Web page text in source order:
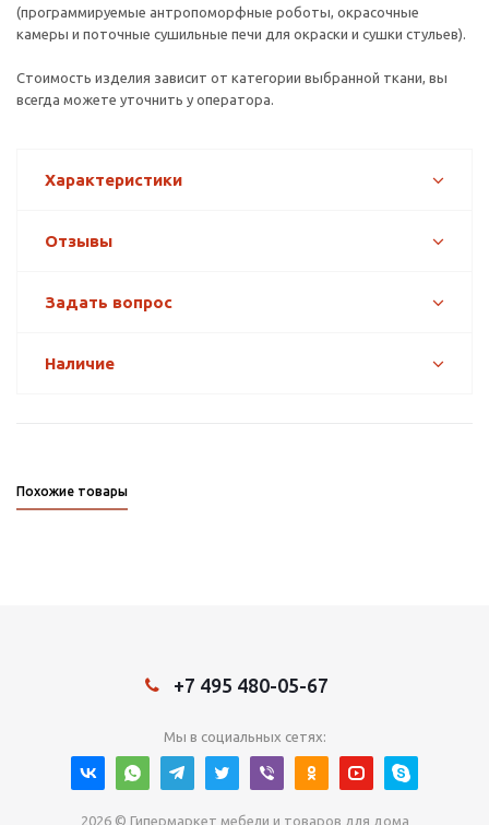
(программируемые антропоморфные роботы, окрасочные
камеры и поточные сушильные печи для окраски и сушки стульев).
Стоимость изделия зависит от категории выбранной ткани, вы
всегда можете уточнить у оператора.
Характеристики
Отзывы
Задать вопрос
Наличие
Похожие товары
+7 495 480-05-67
Мы в социальных сетях:
2026 © Гипермаркет мебели и товаров для дома